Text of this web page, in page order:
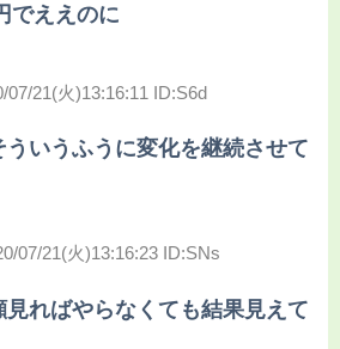
でええのに
07/21(火)13:16:11 ID:S6d
いうふうに変化を継続させて
07/21(火)13:16:23 ID:SNs
ればやらなくても結果見えて